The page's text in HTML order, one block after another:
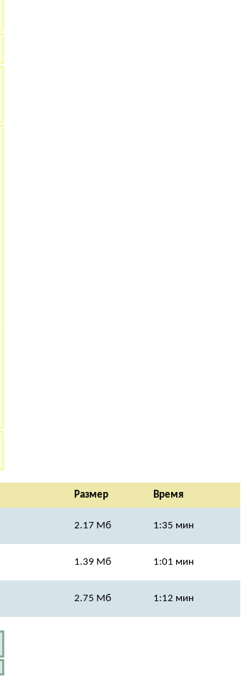
Размер Время
2.17 Мб 1:35 мин
1.39 Мб 1:01 мин
2.75 Мб 1:12 мин